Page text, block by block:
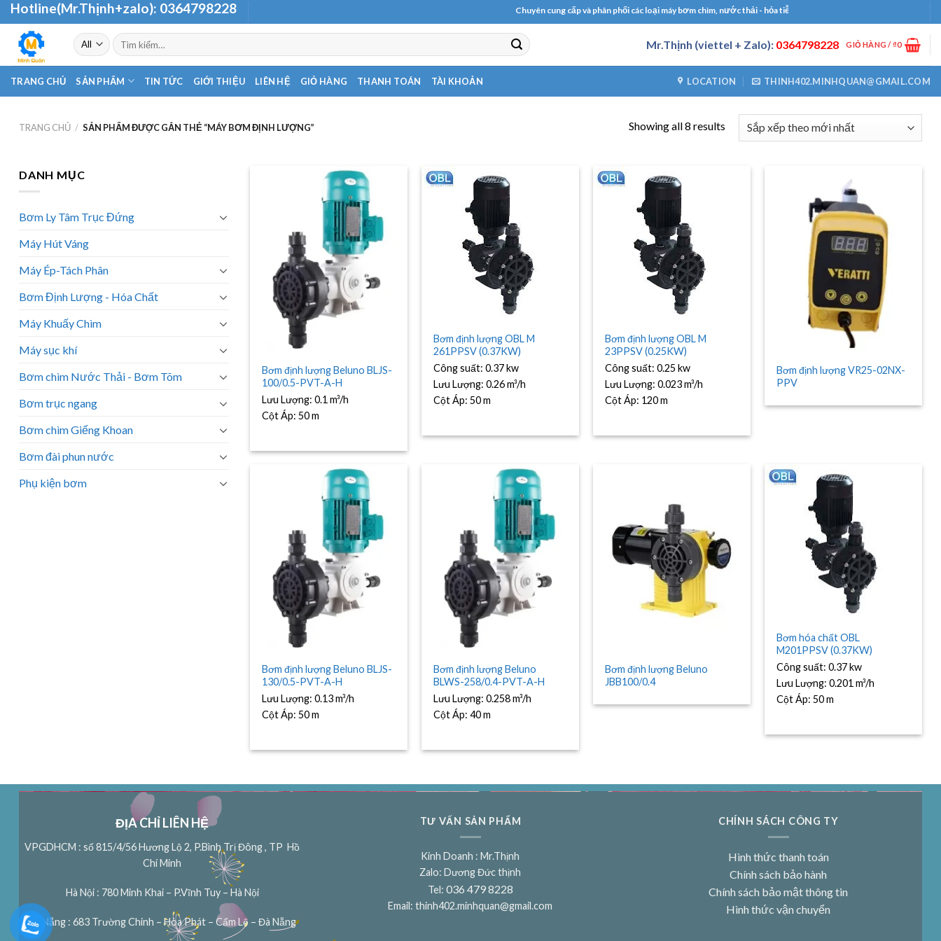
Skip
to
content
Hotline(Mr.Thịnh+zalo): 0364798228 Chuyên cung cấp và phân phối các loại máy bơm chìm, nước thải - hỏa tiễn, bơm công nghiệp, bơm định lượng, máy
Tìm
kiếm:
Mr.Thịnh (viettel + Zalo): 0364798228 GIỎ HÀNG /₫0
TRANG CHỦ SẢN PHẨM TIN TỨC GIỚI THIỆU LIÊN HỆ GIỎ HÀNG THANH TOÁN TÀI KHOẢN LOCATION THINH402.MINHQUAN@GMAIL.COM
TRANG CHỦ / SẢN PHẨM ĐƯỢC GẮN THẺ “MÁY BƠM ĐỊNH LƯỢNG” Showing all 8 results
DANH MỤC
Bơm Ly Tâm Trục Đứng
Máy Hút Váng
Máy Ép-Tách Phân
Bơm Định Lượng - Hóa Chất
Máy Khuấy Chìm
Máy sục khí
Bơm chìm Nước Thải - Bơm Tõm
Bơm trục ngang
Bơm chìm Giếng Khoan
Bơm đài phun nước
Phụ kiện bơm
Bơm định lượng Beluno BLJS-
100/0.5-PVT-A-H
Lưu Lượng:0.1 m³/h
Cột Áp:50 m
Bơm định lượng OBL M
261PPSV (0.37KW)
Công suất:0.37 kw
Lưu Lượng:0.26 m³/h
Cột Áp:50 m
Bơm định lượng OBL M
23PPSV (0.25KW)
Công suất:0.25 kw
Lưu Lượng:0.023 m³/h
Cột Áp: 120 m
Bơm định lượng VR25-02NX-
PPV
Bơm định lượng Beluno BLJS-
130/0.5-PVT-A-H
Lưu Lượng:0.13 m³/h
Cột Áp:50 m
Bơm định lượng Beluno
BLWS-258/0.4-PVT-A-H
Lưu Lượng:0.258 m³/h
Cột Áp:40 m
Bơm định lượng Beluno
JBB100/0.4
Bơm hóa chất OBL
M201PPSV (0.37KW)
Công suất:0.37 kw
Lưu Lượng:0.201 m³/h
Cột Áp:50 m
ĐỊA CHỈ LIÊN HỆ
VPGDHCM : số 815/4/56 Hương Lộ 2, P.Bình Trị Đông , TP Hồ
Chí Minh
Hà Nội : 780 Minh Khai – P.Vĩnh Tuy – Hà Nội
Đà Nẵng : 683 Trường Chinh – Hòa Phát – Cẩm Lệ – Đà Nẵng
TƯ VẤN SẢN PHẨM
Kinh Doanh : Mr.Thịnh
Zalo: Dương Đức thịnh
Tel: 036 479 8228
Email:thinh402.minhquan@gmail.com
CHÍNH SÁCH CÔNG TY
Hình thức thanh toán
Chính sách bảo hành
Chính sách bảo mật thông tin
Hình thức vận chuyển